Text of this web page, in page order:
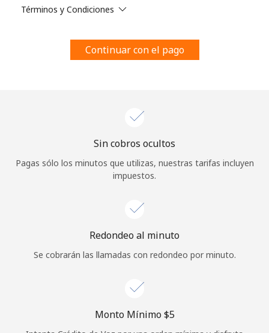
estosTérminos y condiciones.
Únete
¡Hola!
Inicia sesión oREGÍSTRATE →
¿Olvidaste tu contraseña? →
Términos y Condiciones
Continuar con el pago
Sin cobros ocultos
Pagas sólo los minutos que utilizas, nuestras tarifas incluyen
impuestos.
Redondeo al minuto
Se cobrarán las llamadas con redondeo por minuto.
Monto Mínimo ⁦$5⁩